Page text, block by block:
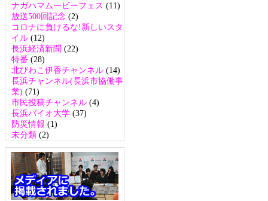
ナガハマムービーフェス (11)
放送500回記念 (2)
コロナに負けるな!新しいスタ
イル (12)
長浜経済新聞 (22)
特番 (28)
北びわこ伊香チャンネル (14)
長浜チャンネル(長浜市協働事
業) (71)
市民投稿チャンネル (4)
長浜バイオ大学 (37)
防災情報 (1)
未分類 (2)